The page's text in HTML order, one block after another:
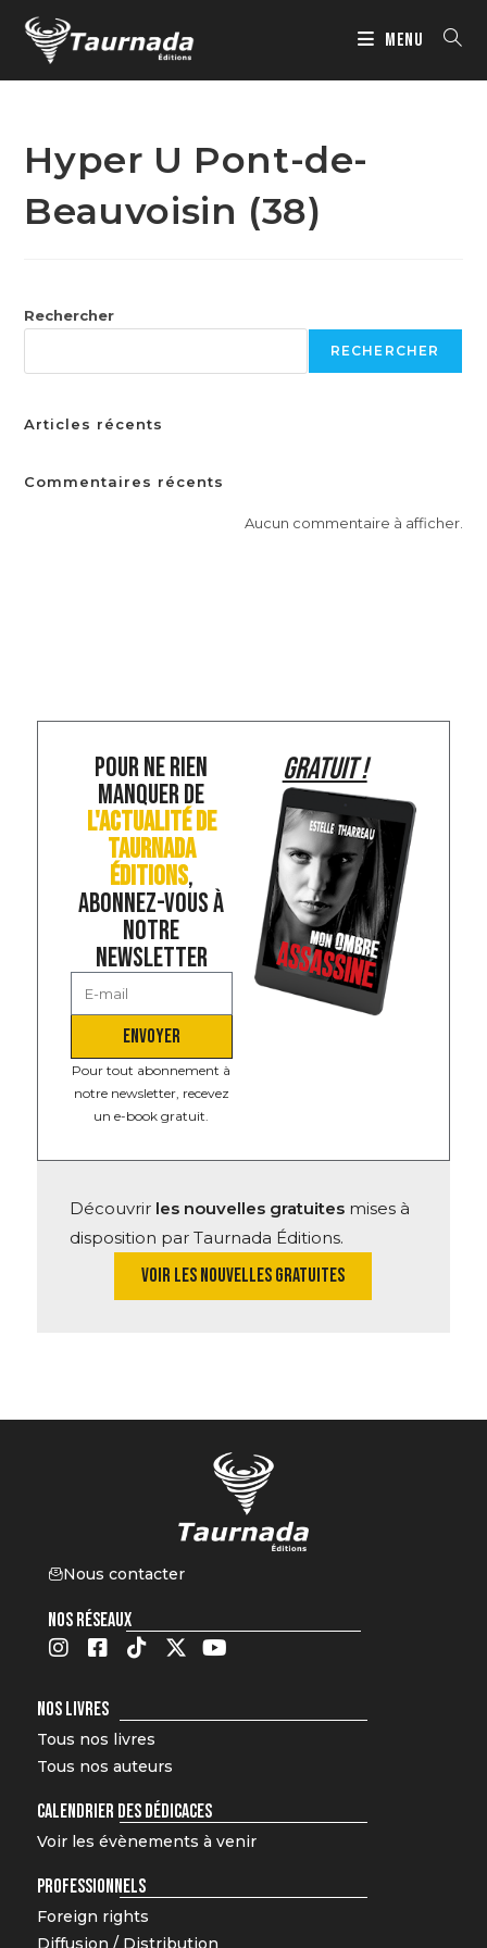
MENU
Hyper U Pont-de-
Beauvoisin (38)
Rechercher
RECHERCHER
Articles récents
Commentaires récents
Aucun commentaire à afficher.
Découvrir les nouvelles gratuitesmises à
disposition par Taurnada Éditions.
VOIR LES NOUVELLES GRATUITES
POUR NE RIEN
MANQUER DE
L'ACTUALITÉ DE
TAURNADA
ÉDITIONS,
ABONNEZ-VOUS À
NOTRE
NEWSLETTER
ENVOYER
Pour tout abonnement à
notre newsletter, recevez
un e-book gratuit.
GRATUIT !
Nous contacter
NOS RÉSEAUX
NOS LIVRES
Tous nos livres
Tous nos auteurs
CALENDRIER DES DÉDICACES
Voir les évènements à venir
PROFESSIONNELS
Foreign rights
Diffusion / Distribution